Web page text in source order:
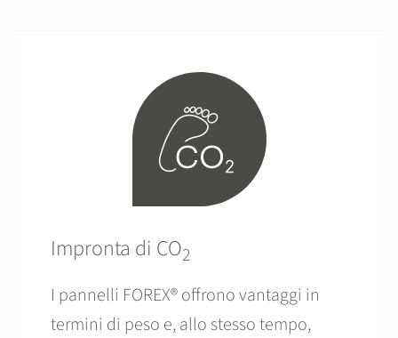
Impronta di CO2
I pannelli FOREX® offrono vantaggi in
termini di peso e, allo stesso tempo,